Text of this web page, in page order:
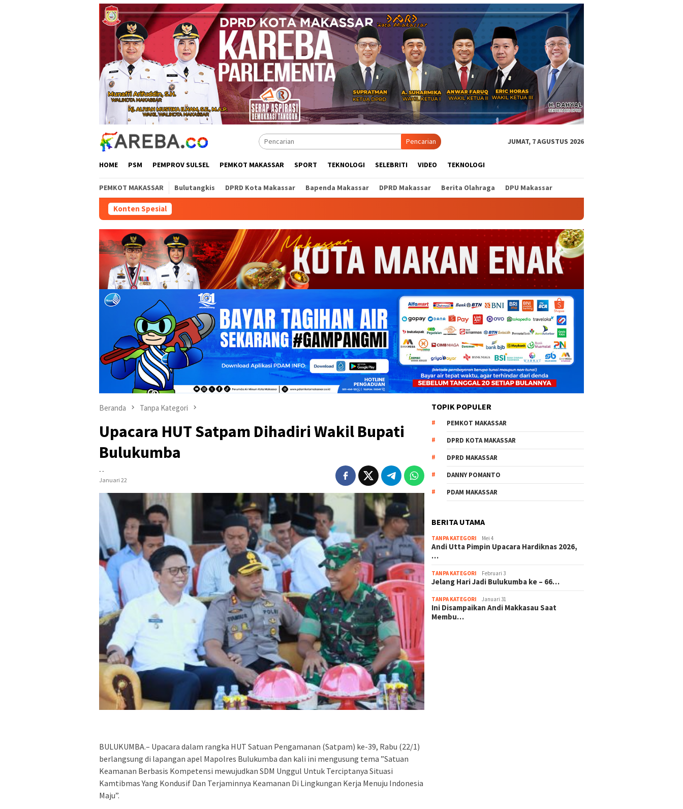
Pencarian JUMAT, 7 AGUSTUS 2026
HOME PSM PEMPROV SULSEL PEMKOT MAKASSAR SPORT TEKNOLOGI SELEBRITI VIDEO TEKNOLOGI
PEMKOT MAKASSAR Bulutangkis DPRD Kota Makassar Bapenda Makassar DPRD Makassar Berita Olahraga DPU Makassar
Konten Spesial
Beranda Tanpa Kategori
Upacara HUT Satpam Dihadiri Wakil Bupati
Bulukumba
- -
Januari 22
BULUKUMBA.– Upacara dalam rangka HUT Satuan Pengamanan (Satpam) ke-39, Rabu (22/1)
berlangsung di lapangan apel Mapolres Bulukumba dan kali ini mengusung tema ”Satuan
Keamanan Berbasis Kompetensi mewujudkan SDM Unggul Untuk Terciptanya Situasi
Kamtibmas Yang Kondusif Dan Terjaminnya Keamanan Di Lingkungan Kerja Menuju Indonesia
Maju”.
TOPIK POPULER
PEMKOT MAKASSAR
DPRD KOTA MAKASSAR
DPRD MAKASSAR
DANNY POMANTO
PDAM MAKASSAR
BERITA UTAMA
TANPA KATEGORI Mei 4
Andi Utta Pimpin Upacara Hardiknas 2026,
…
TANPA KATEGORI Februari 3
Jelang Hari Jadi Bulukumba ke – 66…
TANPA KATEGORI Januari 31
Ini Disampaikan Andi Makkasau Saat
Membu…